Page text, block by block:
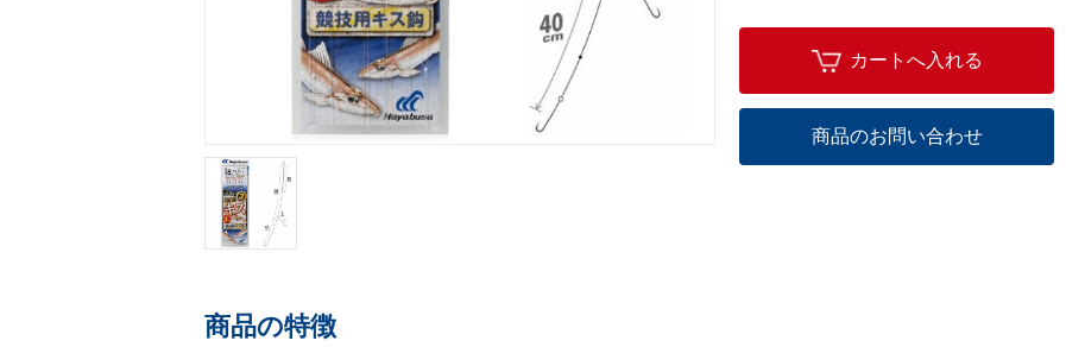
カートへ入れる
商品のお問い合わせ
商品の特徴